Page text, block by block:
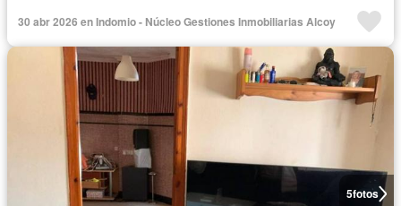
30 abr 2026 en Indomio - Núcleo Gestiones Inmobiliarias Alcoy
5fotos